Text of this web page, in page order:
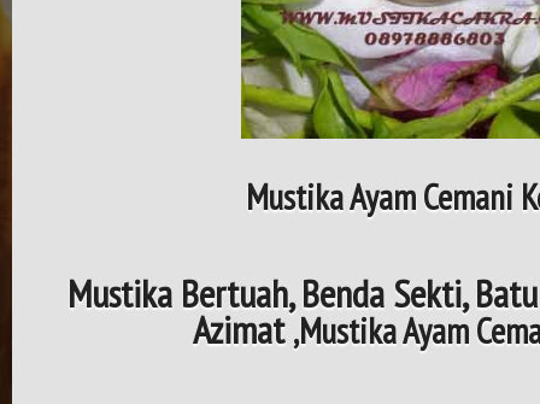
Mustika Ayam Cemani
Mustika Bertuah, Benda Sekti,
Azimat,Mustika Ayam